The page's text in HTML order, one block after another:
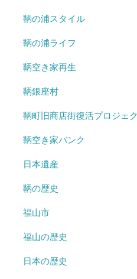
鞆の浦スタイル
鞆の浦ライフ
鞆空き家再生
鞆銀座村
鞆町旧商店街復活プロジェ
鞆空き家バンク
日本遺産
鞆の歴史
福山市
福山の歴史
日本の歴史